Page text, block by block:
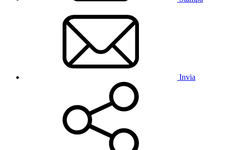
Invia